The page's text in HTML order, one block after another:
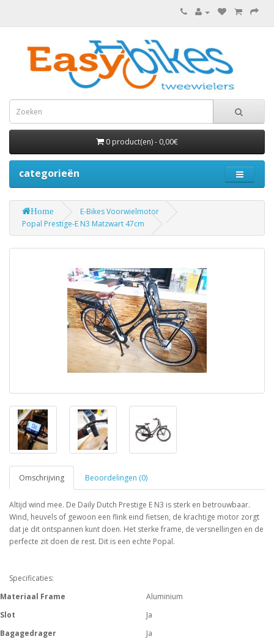
0 product(en) - 0,00€
categorieën
Home
E-Bikes Voorwielmotor
Popal Prestige-E N3 Matzwart 47cm
Omschrijving Beoordelingen (0)
Altijd wind mee. De Daily Dutch Prestige E N3 is sterk en betrouwbaar.
Wind, heuvels of gewoon een flink eind fietsen, de krachtige motor zorgt
dat je dit ontspannen kunt doen. Het sterke frame, de versnellingen en de
perfecte zit doen de rest. Dit is een echte Popal.
Specificaties:
Materiaal Frame
Aluminium
Slot
Ja
Bagagedrager
Ja